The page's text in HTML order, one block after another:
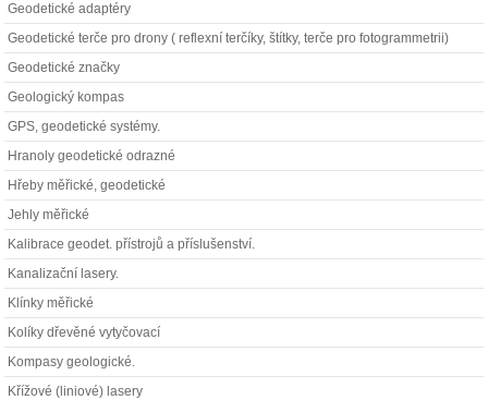
Geodetické adaptéry
Geodetické terče pro drony ( reflexní terčíky, štítky, terče pro fotogrammetrii)
Geodetické značky
Geologický kompas
GPS, geodetické systémy.
Hranoly geodetické odrazné
Hřeby měřické, geodetické
Jehly měřické
Kalibrace geodet. přístrojů a příslušenství.
Kanalizační lasery.
Klínky měřické
Kolíky dřevěné vytyčovací
Kompasy geologické.
Křížové (liniové) lasery